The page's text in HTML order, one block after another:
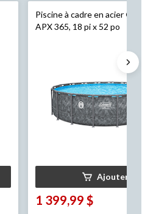
Piscine à cadre en acier
APX 365, 18 pi x 52 po
Ajouter
1 399,99 $